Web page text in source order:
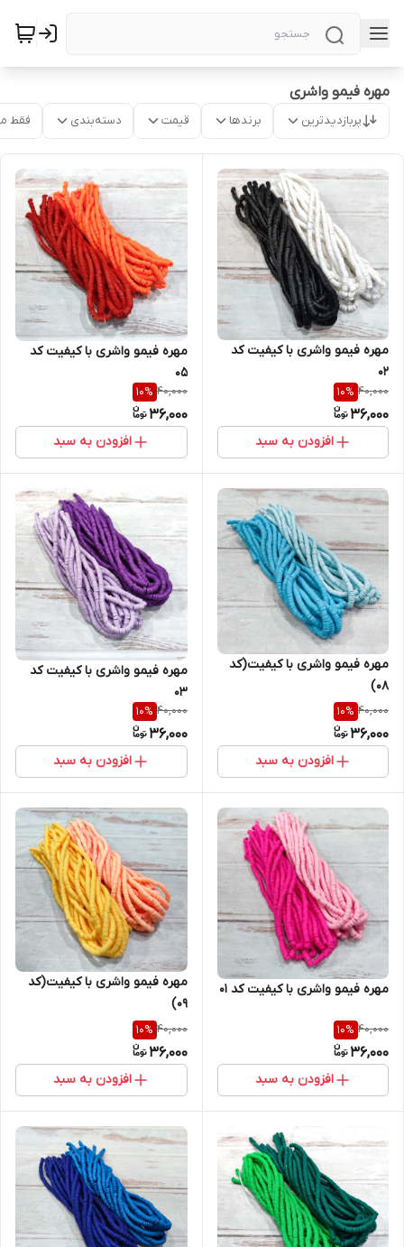
مهره فیمو واشری
پربازدیدترین برندها قیمت دسته‌بندی فقط
مهره فیمو واشری با کیفیت کد
۰۲
40,000
10%
36,000
افزودن به سبد
مهره فیمو واشری با کیفیت کد
۰۵
40,000
10%
36,000
افزودن به سبد
مهره فیمو واشری با کیفیت(کد
۰۸)
40,000
10%
36,000
افزودن به سبد
مهره فیمو واشری با کیفیت کد
۰۳
40,000
10%
36,000
افزودن به سبد
مهره فیمو واشری با کیفیت کد ۰۱
40,000
10%
36,000
افزودن به سبد
مهره فیمو واشری با کیفیت(کد
۰۹)
40,000
10%
36,000
افزودن به سبد